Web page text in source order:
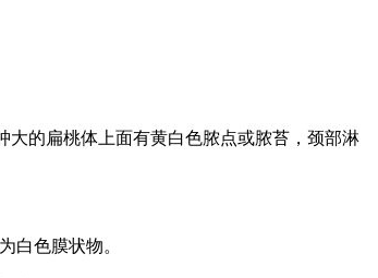
的扁桃体上面有黄白色脓点或脓苔，颈部淋
白色膜状物。